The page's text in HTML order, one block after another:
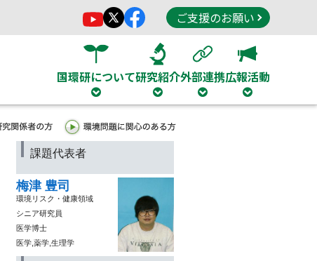
ご支援のお願い
国環研について研究紹介外部連携広報活動
課題代表者
梅津 豊司
環境リスク・健康領域
シニア研究員
医学博士
医学,薬学,生理学